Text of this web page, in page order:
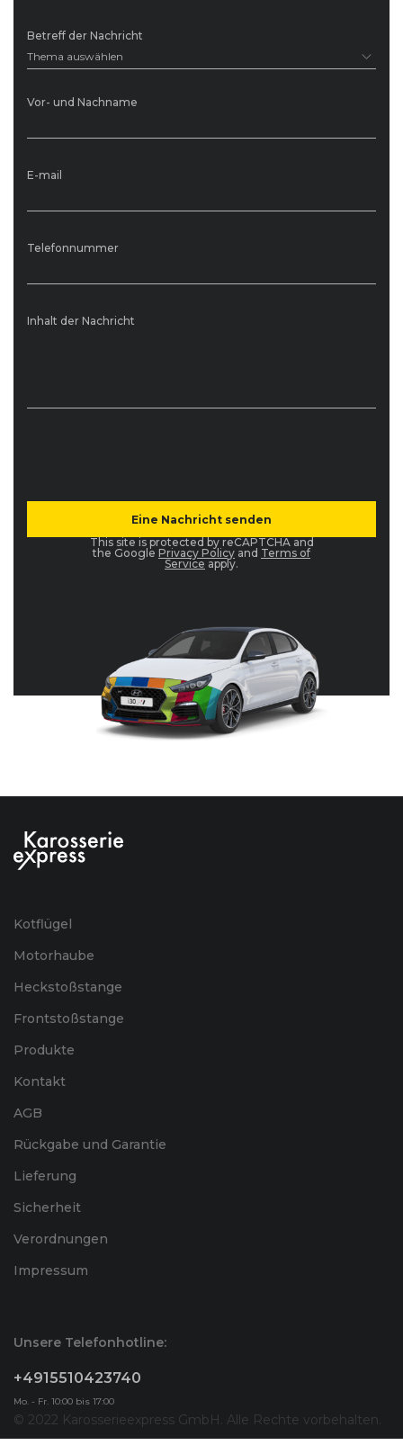
Betreff der Nachricht
Thema auswählen
Vor- und Nachname
E-mail
Telefonnummer
Inhalt der Nachricht
This site is protected by reCAPTCHA and
the Google Privacy Policy and Terms of
Service apply.
Kotflügel
Motorhaube
Heckstoßstange
Frontstoßstange
Produkte
Kontakt
AGB
Rückgabe und Garantie
Lieferung
Sicherheit
Verordnungen
Impressum
Unsere Telefonhotline:
+4915510423740
Mo. - Fr. 10:00 bis 17:00
© 2022 Karosserieexpress GmbH. Alle Rechte vorbehalten.